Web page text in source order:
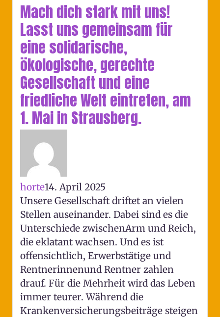
Mach dich stark mit uns!
Lasst uns gemeinsam für
eine solidarische,
ökologische, gerechte
Gesellschaft und eine
friedliche Welt eintreten, am
1. Mai in Strausberg.
horte14. April 2025
Unsere Gesellschaft driftet an vielen
Stellen auseinander. Dabei sind es die
Unterschiede zwischenArm und Reich,
die eklatant wachsen. Und es ist
offensichtlich, Erwerbstätige und
Rentnerinnenund Rentner zahlen
drauf. Für die Mehrheit wird das Leben
immer teurer. Während die
Krankenversicherungsbeiträge steigen